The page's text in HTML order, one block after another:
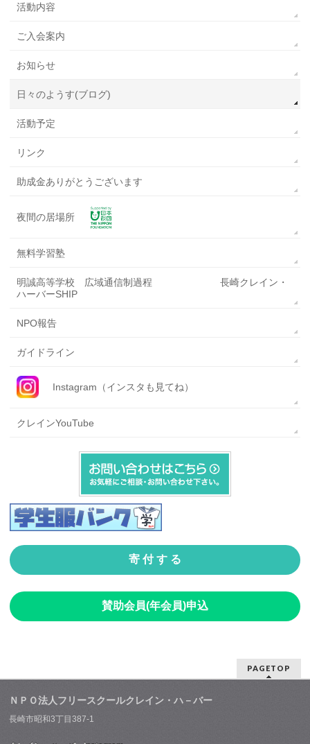
活動内容
ご入会案内
お知らせ
日々のようす(ブログ)
活動予定
リンク
助成金ありがとうございます
夜間の居場所
無料学習塾
明誠高等学校 広域通信制過程 長崎クレイン・
ハーバーSHIP
NPO報告
ガイドライン
Instagram（インスタも見てね）
クレインYouTube
寄 付 す る
賛助会員(年会員)申込
PAGETOP
ＮＰＯ法人フリースクールクレイン・ハ－バー
長崎市昭和3丁目387-1